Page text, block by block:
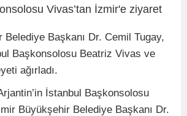
Başkanı Dr. Cemil Tugay,
Başkonsolosu Beatriz Vivas ve
ağırladı.
İstanbul Başkonsolosu
Büyükşehir Belediye Başkanı Dr.